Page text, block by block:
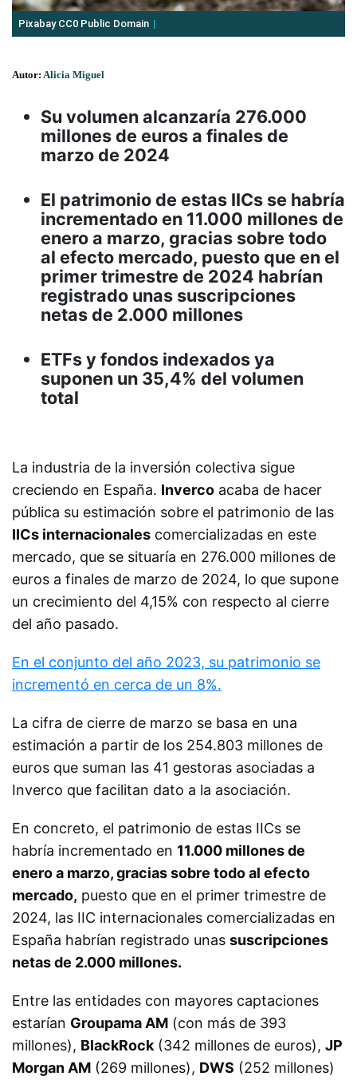
Pixabay CC0 Public Domain
Autor: Alicia Miguel
Su volumen alcanzaría 276.000
millones de euros a finales de
marzo de 2024
El patrimonio de estas IICs se habría
incrementado en 11.000 millones de
enero a marzo, gracias sobre todo
al efecto mercado, puesto que en el
primer trimestre de 2024 habrían
registrado unas suscripciones
netas de 2.000 millones
ETFs y fondos indexados ya
suponen un 35,4% del volumen
total
La industria de la inversión colectiva sigue
creciendo en España. Inverco acaba de hacer
pública su estimación sobre el patrimonio de las
IICs internacionales comercializadas en este
mercado, que se situaría en 276.000 millones de
euros a finales de marzo de 2024, lo que supone
un crecimiento del 4,15% con respecto al cierre
del año pasado.
En el conjunto del año 2023, su patrimonio se
incrementó en cerca de un 8%.
La cifra de cierre de marzo se basa en una
estimación a partir de los 254.803 millones de
euros que suman las 41 gestoras asociadas a
Inverco que facilitan dato a la asociación.
En concreto, el patrimonio de estas IICs se
habría incrementado en 11.000 millones de
enero a marzo, gracias sobre todo al efecto
mercado, puesto que en el primer trimestre de
2024, las IIC internacionales comercializadas en
España habrían registrado unas suscripciones
netas de 2.000 millones.
Entre las entidades con mayores captaciones
estarían Groupama AM (con más de 393
millones), BlackRock (342 millones de euros), JP
Morgan AM (269 millones), DWS (252 millones)